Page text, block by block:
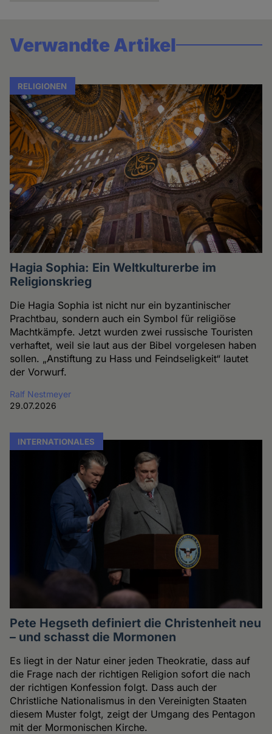
Verwandte Artikel
RELIGIONEN
Hagia Sophia: Ein Weltkulturerbe im
Religionskrieg
Die Hagia Sophia ist nicht nur ein byzantinischer
Prachtbau, sondern auch ein Symbol für religiöse
Machtkämpfe. Jetzt wurden zwei russische Touristen
verhaftet, weil sie laut aus der Bibel vorgelesen haben
sollen. „Anstiftung zu Hass und Feindseligkeit“ lautet
der Vorwurf.
Ralf Nestmeyer
29.07.2026
INTERNATIONALES
Pete Hegseth definiert die Christenheit neu
– und schasst die Mormonen
Es liegt in der Natur einer jeden Theokratie, dass auf
die Frage nach der richtigen Religion sofort die nach
der richtigen Konfession folgt. Dass auch der
Christliche Nationalismus in den Vereinigten Staaten
diesem Muster folgt, zeigt der Umgang des Pentagon
mit der Mormonischen Kirche.